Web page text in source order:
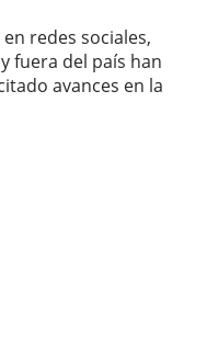
redes sociales,
fuera del país han
avances en la